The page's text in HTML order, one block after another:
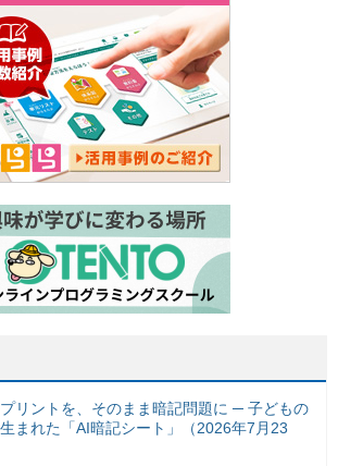
リントを、そのまま暗記問題に ─ 子どもの
まれた「AI暗記シート」（2026年7月23